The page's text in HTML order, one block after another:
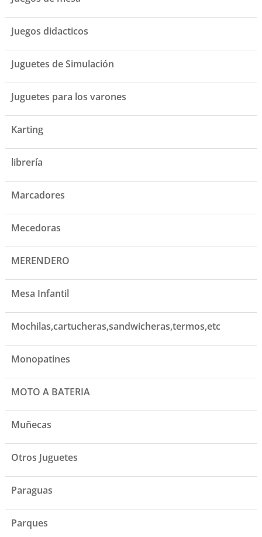
Juegos didacticos
Juguetes de Simulación
Juguetes para los varones
Karting
librería
Marcadores
Mecedoras
MERENDERO
Mesa Infantil
Mochilas,cartucheras,sandwicheras,termos,etc
Monopatines
MOTO A BATERIA
Muñecas
Otros Juguetes
Paraguas
Parques